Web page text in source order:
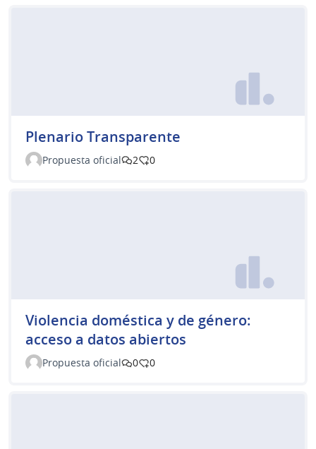
Plenario Transparente
Propuesta oficial 2 0
Violencia doméstica y de género:
acceso a datos abiertos
Propuesta oficial 0 0